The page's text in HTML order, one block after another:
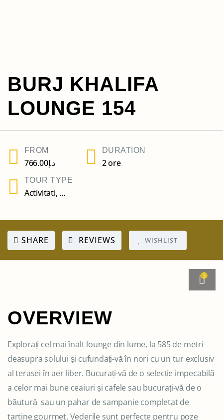
BURJ KHALIFA
LOUNGE 154
FROM
د.إ766.00
DURATION
2 ore
TOUR TYPE
Activitati, Atractii
SHARE REVIEWS WISHLIST
3
OVERVIEW
Explorați cel mai înalt lounge din lume, la 585 de metri
deasupra solului și cufundați-vă în nori cu un tur exclusiv
al terasei în aer liber. Bucurați-vă de o selecție impecabilă
a celor mai bune ceaiuri și cafele sau bucurați-vă de o
băutură sau un pahar de sampanie completat de
tartine gourmet. Vederile sunt perfecte pentru poze